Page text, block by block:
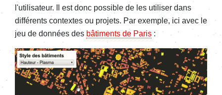
l'utilisateur. Il est donc possible de les utiliser dans
différents contextes ou projets. Par exemple, ici avec le
jeu de données desbâtiments de Paris :